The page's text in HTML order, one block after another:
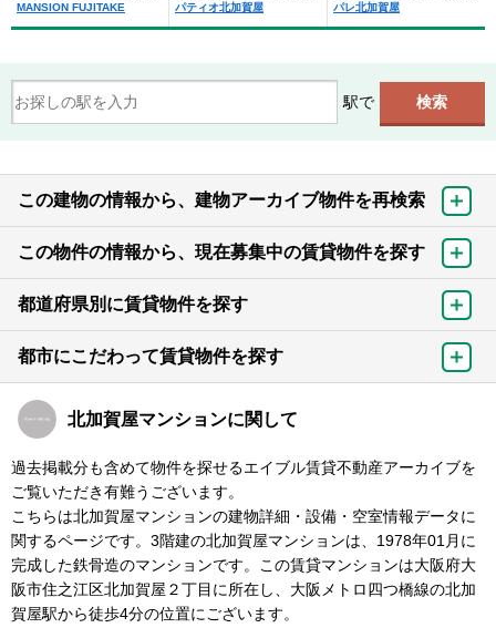
MANSION FUJITAKE
パティオ北加賀屋
パレ北加賀屋
駅で
この建物の情報から、建物アーカイブ物件を再検索
この物件の情報から、現在募集中の賃貸物件を探す
都道府県別に賃貸物件を探す
都市にこだわって賃貸物件を探す
北加賀屋マンションに関して
過去掲載分も含めて物件を探せるエイブル賃貸不動産アーカイブを
ご覧いただき有難うございます。
こちらは北加賀屋マンションの建物詳細・設備・空室情報データに
関するページです。3階建の北加賀屋マンションは、1978年01月に
完成した鉄骨造のマンションです。この賃貸マンションは大阪府大
阪市住之江区北加賀屋２丁目に所在し、大阪メトロ四つ橋線の北加
賀屋駅から徒歩4分の位置にございます。